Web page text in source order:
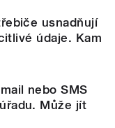
usnadňují
údaje. Kam
nebo SMS
Může jít